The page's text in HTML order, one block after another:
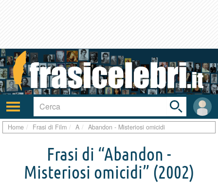
Attiva/disattiva
navigazione
User
area
Toggle
search
bar
Home Frasi di Film A Abandon - Misteriosi omicidi
Frasi di “Abandon -
Misteriosi omicidi” (2002)